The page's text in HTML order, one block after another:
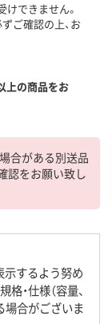
けできません。
ずご確認の上、お
上の商品をお
合がある別送品
認をお願い致し
示するよう努め
・仕様（容量、
場合がございま